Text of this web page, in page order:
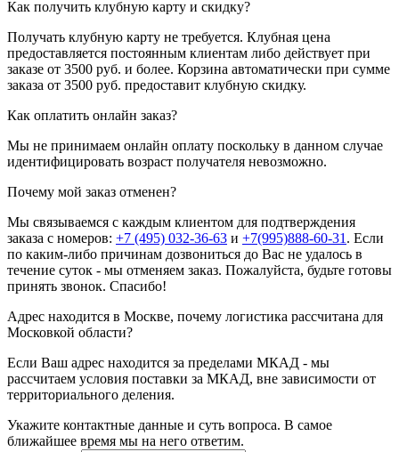
Как получить клубную карту и скидку?
Получать клубную карту не требуется. Клубная цена
предоставляется постоянным клиентам либо действует при
заказе от 3500 руб. и более. Корзина автоматически при сумме
заказа от 3500 руб. предоставит клубную скидку.
Как оплатить онлайн заказ?
Мы не принимаем онлайн оплату поскольку в данном случае
идентифицировать возраст получателя невозможно.
Почему мой заказ отменен?
Мы связываемся с каждым клиентом для подтверждения
заказа с номеров: +7 (495) 032-36-63 и +7(995)888-60-31 . Если
по каким-либо причинам дозвониться до Вас не удалось в
течение суток - мы отменяем заказ. Пожалуйста, будьте готовы
принять звонок. Спасибо!
Адрес находится в Москве, почему логистика рассчитана для
Московкой области?
Если Ваш адрес находится за пределами МКАД - мы
рассчитаем условия поставки за МКАД, вне зависимости от
территориального деления.
Укажите контактные данные и суть вопроса. В самое
ближайшее время мы на него ответим.